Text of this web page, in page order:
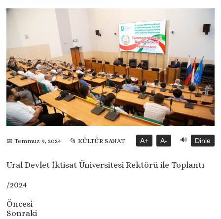
📅 Temmuz 9, 2024 📂 KÜLTÜR SANAT A+ A- 🔊 Dinle
Ural Devlet İktisat Üniversitesi Rektörü ile Toplantı
/2024
Öncesi
Sonraki